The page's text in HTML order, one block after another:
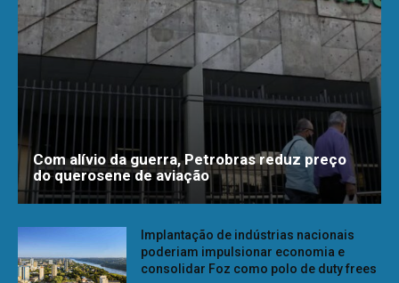
Com alívio da guerra, Petrobras reduz preço
do querosene de aviação
Implantação de indústrias nacionais
poderiam impulsionar economia e
consolidar Foz como polo de duty frees